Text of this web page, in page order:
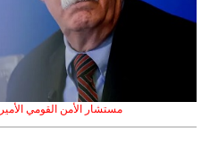
مستشار الأمن القومي